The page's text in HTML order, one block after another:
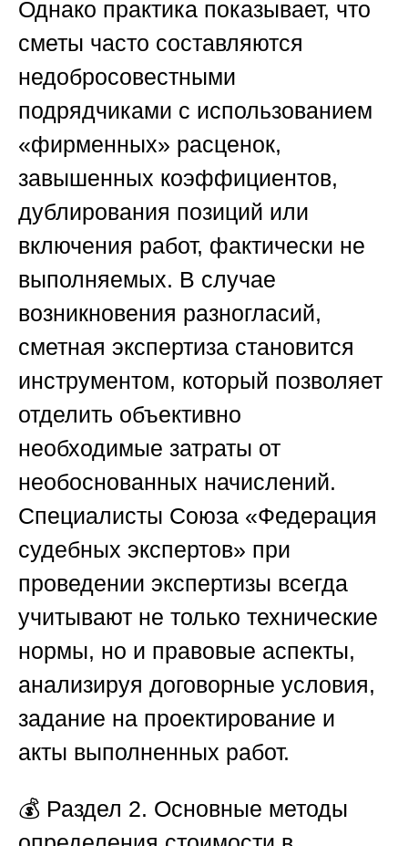
Однако практика показывает, что
сметы часто составляются
недобросовестными
подрядчиками с использованием
«фирменных» расценок,
завышенных коэффициентов,
дублирования позиций или
включения работ, фактически не
выполняемых. В случае
возникновения разногласий,
сметная экспертиза становится
инструментом, который позволяет
отделить объективно
необходимые затраты от
необоснованных начислений.
Специалисты Союза «Федерация
судебных экспертов» при
проведении экспертизы всегда
учитывают не только технические
нормы, но и правовые аспекты,
анализируя договорные условия,
задание на проектирование и
акты выполненных работ.
💰 Раздел 2. Основные методы